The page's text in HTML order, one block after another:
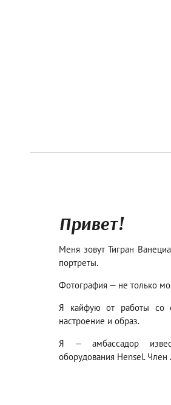
Привет!
Меня зовут Тигран
портреты.
Фотография — не только
Я кайфую от работы со
настроение и образ.
Я — амбассадор
оборудования Hensel.